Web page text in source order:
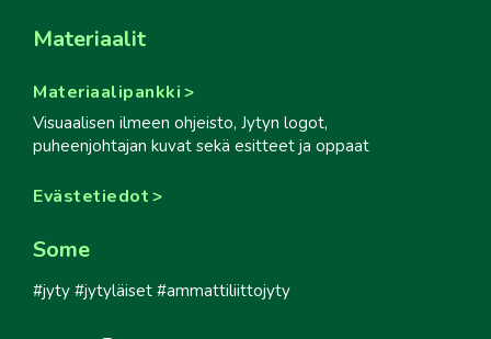
Materiaalit
Materiaalipankki
Visuaalisen ilmeen ohjeisto, Jytyn logot,
puheenjohtajan kuvat sekä esitteet ja oppaat
Evästetiedot
Some
#jyty #jytyläiset #ammattiliittojyty